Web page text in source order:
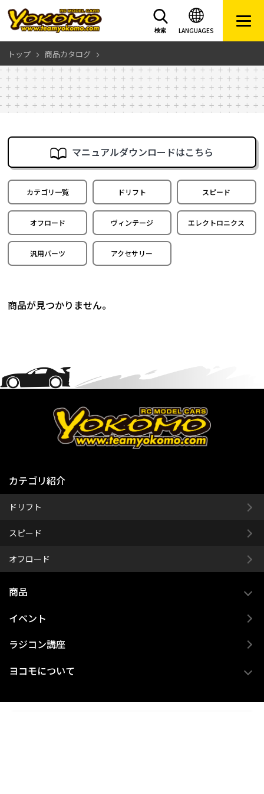
LANGUAGES
検索
トップ 商品カタログ
マニュアルダウンロードはこちら
カテゴリ一覧 ドリフト スピード
オフロード ヴィンテージ エレクトロニクス
汎用パーツ アクセサリー
商品が見つかりません。
カテゴリ紹介
ドリフト
スピード
オフロード
商品
イベント
ラジコン講座
ヨコモについて